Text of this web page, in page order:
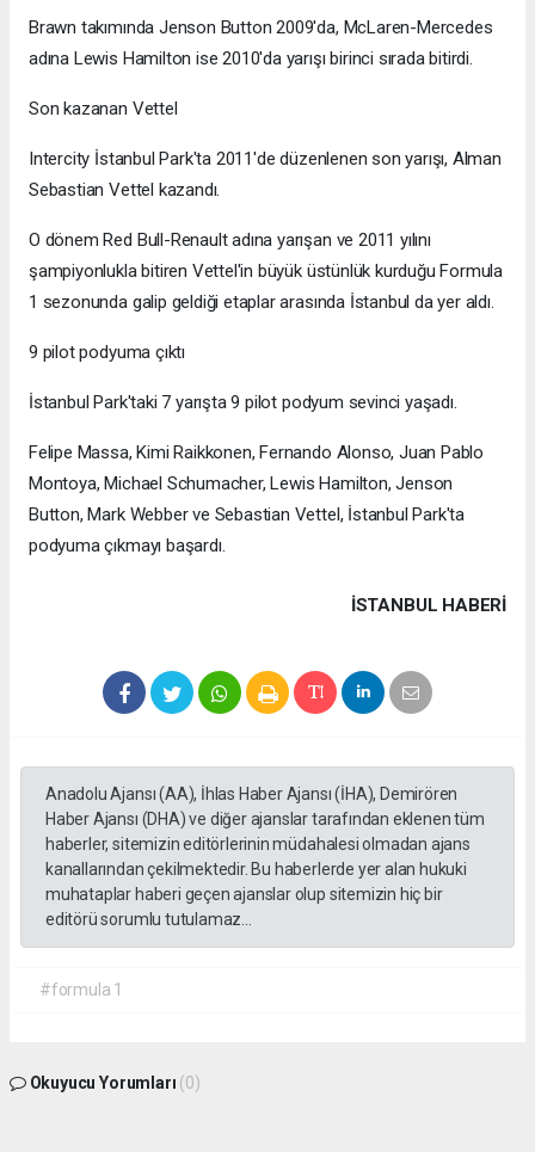
Brawn takımında Jenson Button 2009'da, McLaren-Mercedes
adına Lewis Hamilton ise 2010'da yarışı birinci sırada bitirdi.
Son kazanan Vettel
Intercity İstanbul Park'ta 2011'de düzenlenen son yarışı, Alman
Sebastian Vettel kazandı.
O dönem Red Bull-Renault adına yarışan ve 2011 yılını
şampiyonlukla bitiren Vettel'in büyük üstünlük kurduğu Formula
1 sezonunda galip geldiği etaplar arasında İstanbul da yer aldı.
9 pilot podyuma çıktı
İstanbul Park'taki 7 yarışta 9 pilot podyum sevinci yaşadı.
Felipe Massa, Kimi Raikkonen, Fernando Alonso, Juan Pablo
Montoya, Michael Schumacher, Lewis Hamilton, Jenson
Button, Mark Webber ve Sebastian Vettel, İstanbul Park'ta
podyuma çıkmayı başardı.
İSTANBUL HABERİ
Anadolu Ajansı (AA), İhlas Haber Ajansı (İHA), Demirören
Haber Ajansı (DHA) ve diğer ajanslar tarafından eklenen tüm
haberler, sitemizin editörlerinin müdahalesi olmadan ajans
kanallarından çekilmektedir. Bu haberlerde yer alan hukuki
muhataplar haberi geçen ajanslar olup sitemizin hiç bir
editörü sorumlu tutulamaz...
#formula 1
Okuyucu Yorumları (0)